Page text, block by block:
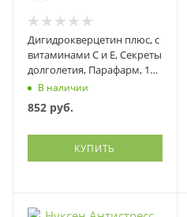
Дигидрокверцетин плюс, с
витаминами С и Е, Секреты
долголетия, Парафарм, 100
таблеток
В наличии
852 руб.
КУПИТЬ